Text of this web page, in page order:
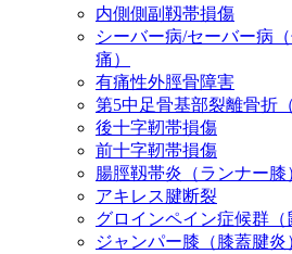
内側側副靱帯損傷
シーバー病/セーバー病
痛）
有痛性外脛骨障害
第5中足骨基部裂離骨折
後十字靭帯損傷
前十字靭帯損傷
腸脛靱帯炎（ランナー膝
アキレス腱断裂
グロインペイン症候群（
ジャンパー膝（膝蓋腱炎